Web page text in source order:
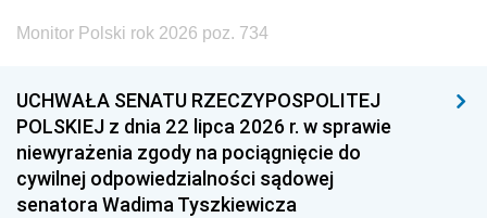
Monitor Polski rok 2026 poz. 734
UCHWAŁA SENATU RZECZYPOSPOLITEJ
POLSKIEJ z dnia 22 lipca 2026 r. w sprawie
niewyrażenia zgody na pociągnięcie do
cywilnej odpowiedzialności sądowej
senatora Wadima Tyszkiewicza